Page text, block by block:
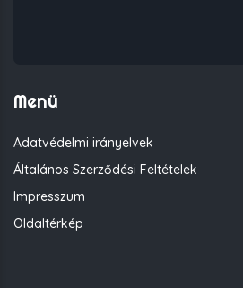
Menü
Adatvédelmi irányelvek
Általános Szerződési Feltételek
Impresszum
Oldaltérkép